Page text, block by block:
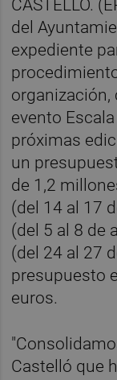
CASTELLÓ.
del
expediente
organización,
evento
próximas
un
de 1,2
(del 14 al 17
(del 5 al 8 de
(del 24 al 27
presupuesto
euros.
Castelló que